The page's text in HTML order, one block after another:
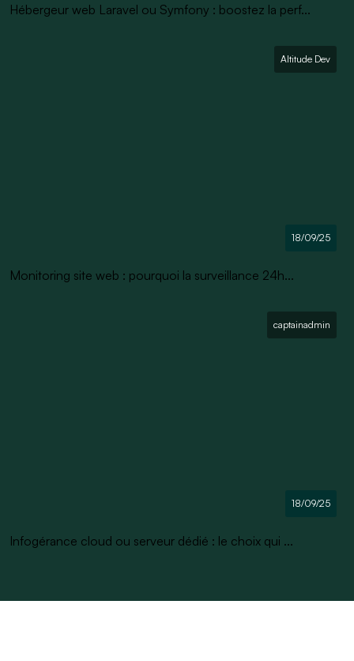
Hébergeur web Laravel ou Symfony : boostez la perf...
Altitude Dev
18/09/25
Monitoring site web : pourquoi la surveillance 24h...
captainadmin
18/09/25
Infogérance cloud ou serveur dédié : le choix qui ...